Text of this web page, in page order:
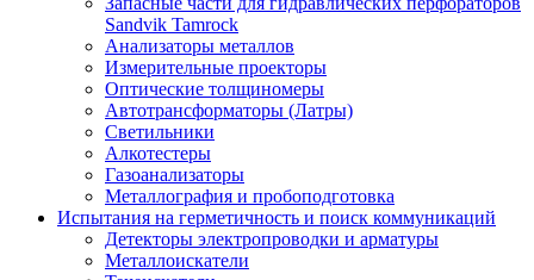
Sandvik Tamrock
Анализаторы металлов
Измерительные проекторы
Оптические толщиномеры
Автотрансформаторы (Латры)
Светильники
Алкотестеры
Газоанализаторы
Металлография и пробоподготовка
Испытания на герметичность и поиск коммуникаций
Детекторы электропроводки и арматуры
Металлоискатели